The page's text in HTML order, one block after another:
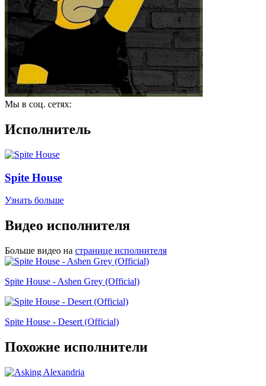
Мы в соц. сетях:
Исполнитель
Spite House
Узнать больше
Видео исполнителя
Больше видео на странице исполнителя
Spite House - Ashen Grey (Official)
Spite House - Desert (Official)
Похожие исполнители